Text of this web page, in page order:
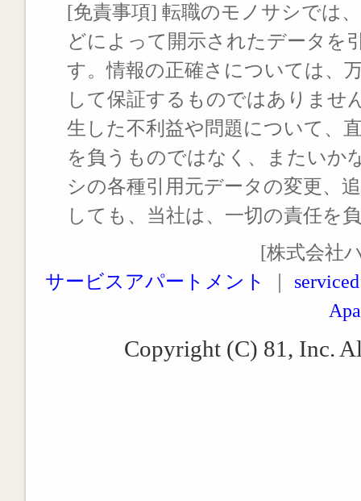
[免責事項] 転職のモノサシでは
どによって開示されたデータを
す。情報の正確さについては、
して保証するものではありませ
生した不利益や問題について、
を負うものではなく、またいか
シの各種引用元データの変更、
しても、当社は、一切の責任を
[株式会社
サービスアパートメント
Copyright (C) 81, Inc.